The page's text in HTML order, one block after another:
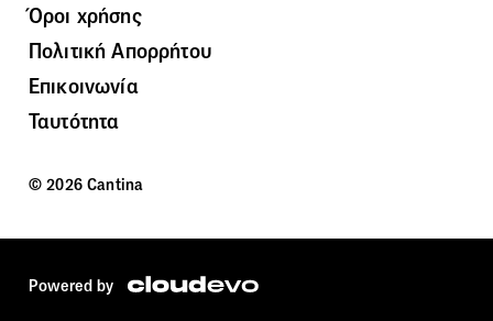
Όροι χρήσης
Πολιτική Απορρήτου
Επικοινωνία
Ταυτότητα
© 2026 Cantina
Powered by